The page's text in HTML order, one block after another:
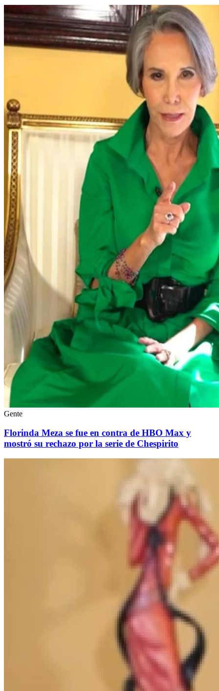
Gente
Florinda Meza se fue en contra de HBO Max y
mostró su rechazo por la serie de Chespirito